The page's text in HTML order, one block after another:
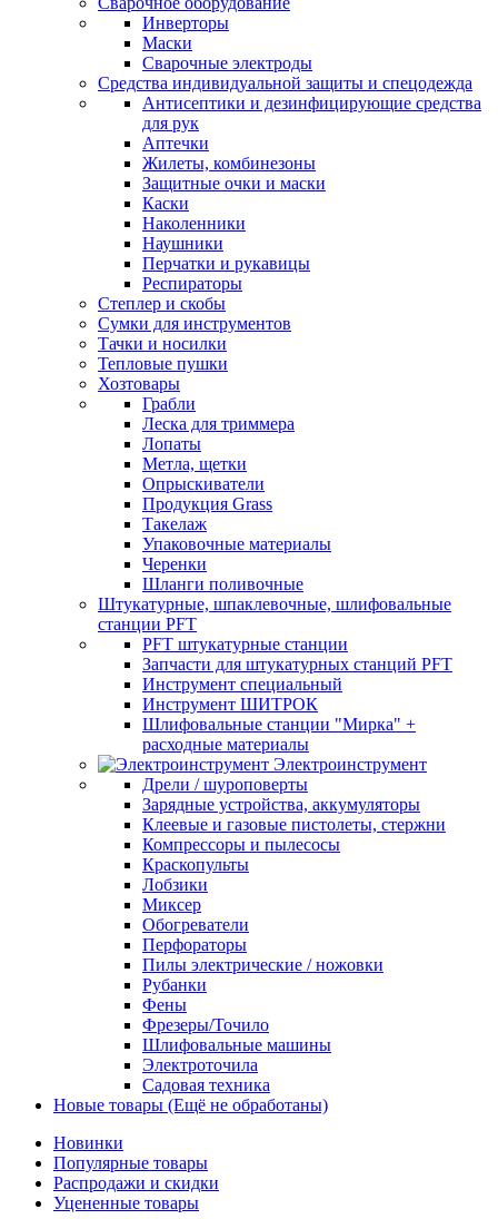
Инверторы
Маски
Сварочные электроды
Средства индивидуальной защиты и спецодежда
Антисептики и дезинфицирующие средства
для рук
Аптечки
Жилеты, комбинезоны
Защитные очки и маски
Каски
Наколенники
Наушники
Перчатки и рукавицы
Респираторы
Степлер и скобы
Сумки для инструментов
Тачки и носилки
Тепловые пушки
Хозтовары
Грабли
Леска для триммера
Лопаты
Метла, щетки
Опрыскиватели
Продукция Grass
Такелаж
Упаковочные материалы
Черенки
Шланги поливочные
Штукатурные, шпаклевочные, шлифовальные
станции PFT
PFT штукатурные станции
Запчасти для штукатурных станций PFT
Инструмент специальный
Инструмент ШИТРОК
Шлифовальные станции "Мирка" +
расходные материалы
Электроинструмент
Дрели / шуроповерты
Зарядные устройства, аккумуляторы
Клеевые и газовые пистолеты, стержни
Компрессоры и пылесосы
Краскопульты
Лобзики
Миксер
Обогреватели
Перфораторы
Пилы электрические / ножовки
Рубанки
Фены
Фрезеры/Точило
Шлифовальные машины
Электроточила
Садовая техника
Новые товары (Ещё не обработаны)
Новинки
Популярные товары
Распродажи и скидки
Уцененные товары